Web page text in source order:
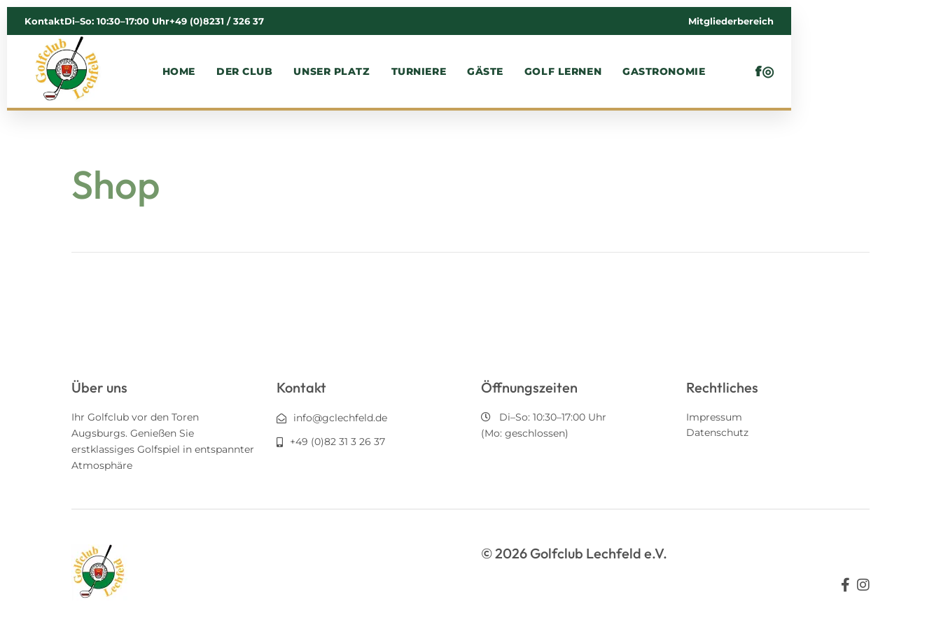
KontaktDi–So: 10:30–17:00 Uhr+49 (0)8231 / 326 37 Mitgliederbereich
HOME DER CLUB UNSER PLATZ TURNIERE GÄSTE GOLF LERNEN GASTRONOMIE f◎
Shop
Über uns
Ihr Golfclub vor den Toren
Augsburgs. Genießen Sie
erstklassiges Golfspiel in entspannter
Atmosphäre
Kontakt
info@gclechfeld.de
+49 (0)82 31 3 26 37
Öffnungszeiten
Di–So: 10:30–17:00 Uhr
(Mo: geschlossen)
Rechtliches
Impressum
Datenschutz
© 2026 Golfclub Lechfeld e.V.